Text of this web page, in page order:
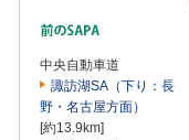
中央自動車道
諏訪湖SA（下り：長
野・名古屋方面）
[約13.9km]